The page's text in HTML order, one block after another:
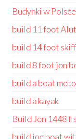
Budynki w
build 11 foot
build 14 foot skiff
build 8 foot jon
build a boat
build a kayak
Build Jon 1448
build jon boat